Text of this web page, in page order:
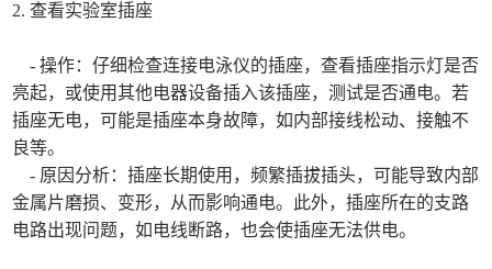
2. 查看实验室插座
- 操作：仔细检查连接电泳仪的插座，查看插座指示灯是否
亮起，或使用其他电器设备插入该插座，测试是否通电。若
插座无电，可能是插座本身故障，如内部接线松动、接触不
良等。
- 原因分析：插座长期使用，频繁插拔插头，可能导致内部
金属片磨损、变形，从而影响通电。此外，插座所在的支路
电路出现问题，如电线断路，也会使插座无法供电。